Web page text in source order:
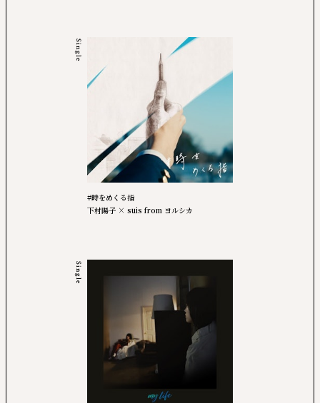
#時をめくる指
下村陽子 × suis from ヨルシカ
Single
Single